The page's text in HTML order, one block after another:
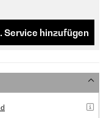
Service hinzufügen